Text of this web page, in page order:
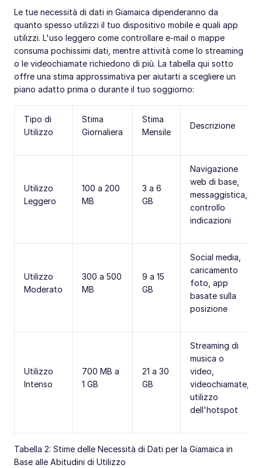
Le tue necessità di dati in Giamaica dipenderanno da
quanto spesso utilizzi il tuo dispositivo mobile e quali app
utilizzi. L'uso leggero come controllare e-mail o mappe
consuma pochissimi dati, mentre attività come lo streaming
o le videochiamate richiedono di più. La tabella qui sotto
offre una stima approssimativa per aiutarti a scegliere un
piano adatto prima o durante il tuo soggiorno:
Tipo di
Utilizzo
Stima
Giornaliera
Stima
Mensile
Descrizione
Utilizzo
Leggero
100 a 200
MB
3 a 6
GB
Navigazione
web di base,
messaggistica,
controllo
indicazioni
Utilizzo
Moderato
300 a 500
MB
9 a 15
GB
Social media,
caricamento
foto, app
basate sulla
posizione
Utilizzo
Intenso
700 MB a
1 GB
21 a 30
GB
Streaming di
musica o
video,
videochiamate,
utilizzo
dell'hotspot
Tabella 2: Stime delle Necessità di Dati per la Giamaica in
Base alle Abitudini di Utilizzo